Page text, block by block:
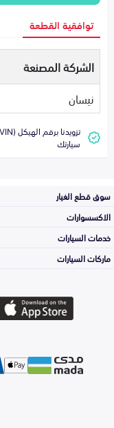
توافقية القطعة
الشركة المصنعة
نيسان
سيارتك
سوق قطع الغيار
الاكسسوارات
خدمات السيارات
ماركات السيارات